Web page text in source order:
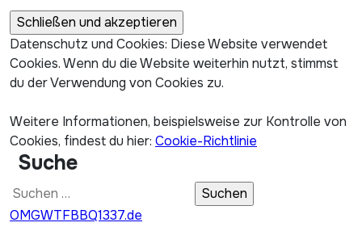
Datenschutz und Cookies: Diese Website verwendet
Cookies. Wenn du die Website weiterhin nutzt, stimmst
du der Verwendung von Cookies zu.
Weitere Informationen, beispielsweise zur Kontrolle von
Cookies, findest du hier: Cookie-Richtlinie
Suche
Suchen
nach:
OMGWTFBBQ1337.de